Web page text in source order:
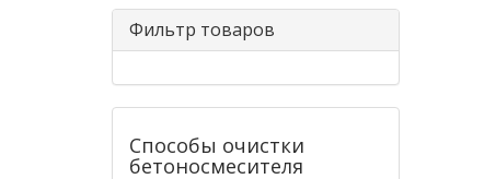
Фильтр товаров
Способы очистки
бетоносмесителя